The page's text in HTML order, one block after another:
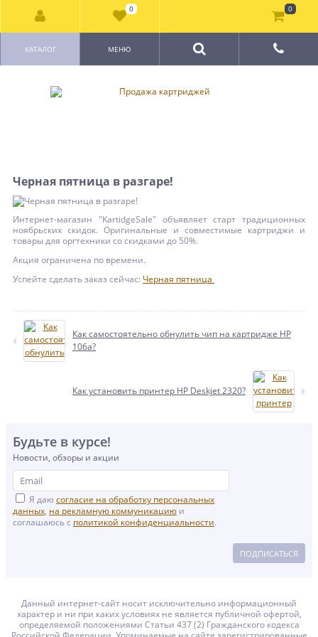
КАТАЛОГ МЕНЮ
Черная пятница в разгаре!
Интернет-магазин "KartidgeSale" объявляет старт традиционных
ноябрьских скидок. Оригинальные и совместимые картриджи и
товары для оргтехники со скидками до 50%.
Акция ограничена по времени.
Успейте сделать заказ сейчас: Черная пятница
Как самостоятельно обнулить чип на картридже HP
106a?
Как установить принтер HP Deskjet 2320?
Будьте в курсе!
Новости, обзоры и акции
Я даюсогласие на обработку персональных
данных, на рекламную коммуникацию и
соглашаюсь с политикой конфиденциальности.
ПОДПИСАТЬСЯ
Данный интернет-сайт носит исключительно информационный
характер и ни при каких условиях не является публичной офертой,
определяемой положениями Статьи 437 (2) Гражданского кодекса
0 0